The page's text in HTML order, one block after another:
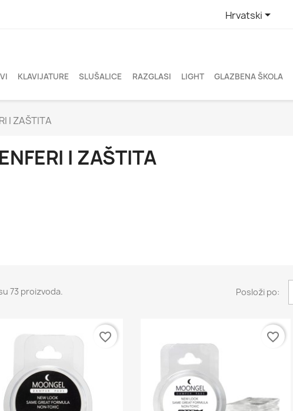
Hrvatski
KLAVIJATURE SLUŠALICE RAZGLASI LIGHT GLAZBENA ŠKOLA
I ZAŠTITA
I ZAŠTITA
73 proizvoda. Posloži po:
favorite_border favorite_border